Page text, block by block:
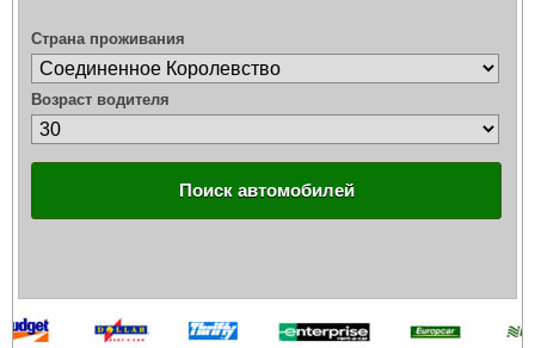
Страна проживания
Возраст водителя
Поиск автомобилей